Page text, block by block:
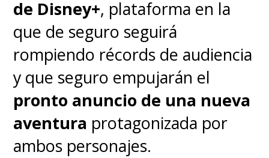
de Disney+, plataforma en la
que de seguro seguirá
rompiendo récords de audiencia
y que seguro empujarán el
pronto anuncio de una nueva
aventura protagonizada por
ambos personajes.